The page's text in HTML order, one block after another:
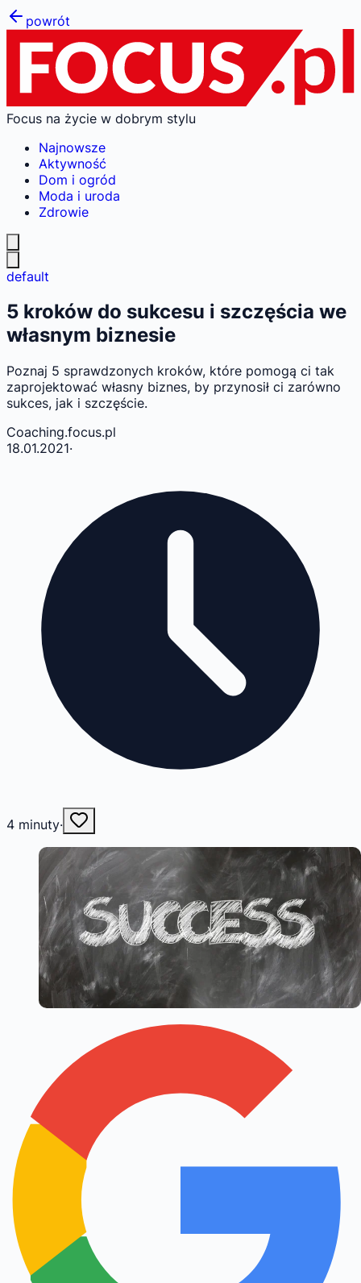
powrót
Focus na życie w dobrym stylu
Najnowsze
Aktywność
Dom i ogród
Moda i uroda
Zdrowie
default
5 kroków do sukcesu i szczęścia we
własnym biznesie
Poznaj 5 sprawdzonych kroków, które pomogą ci tak
zaprojektować własny biznes, by przynosił ci zarówno
sukces, jak i szczęście.
Coaching.focus.pl
18.01.2021·
4 minuty·